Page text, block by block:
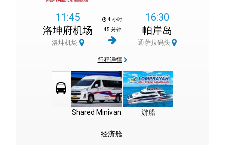
11:45
洛坤府机场
洛坤机场
4 小时
45 分钟
16:30
帕岸岛
通萨拉码头
行程详情
Shared Minivan 游船
经济舱